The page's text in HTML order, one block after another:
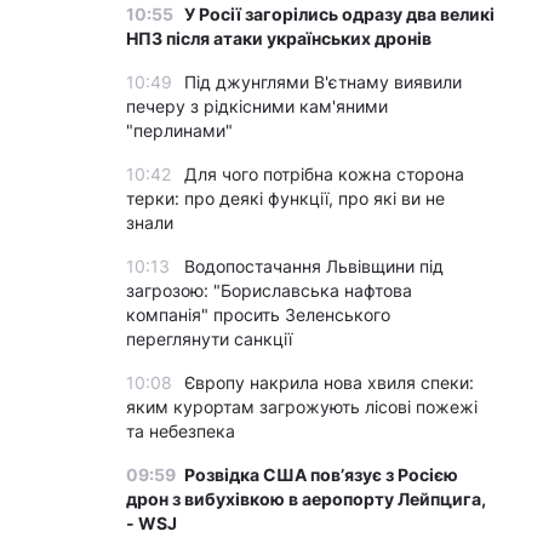
10:55 У Росії загорілись одразу два великі
НПЗ після атаки українських дронів
10:49
Під джунглями В'єтнаму виявили
печеру з рідкісними кам'яними
"перлинами"
10:42
Для чого потрібна кожна сторона
терки: про деякі функції, про які ви не
знали
10:13
Водопостачання Львівщини під
загрозою: "Бориславська нафтова
компанія" просить Зеленського
переглянути санкції
10:08
Європу накрила нова хвиля спеки:
яким курортам загрожують лісові пожежі
та небезпека
09:59 Розвідка США пов’язує з Росією
дрон з вибухівкою в аеропорту Лейпцига,
- WSJ